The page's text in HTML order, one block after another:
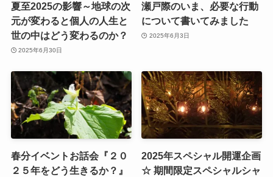
夏至2025の影響～地球の次
元が変わると個人の人生と
世の中はどう変わるのか？
2025年6月30日
瀬戸際のいま、必要な行動
について書いてみました
2025年6月3日
春分イベントお話会『２０
２５年をどう生きるか？』
2025年スペシャル開運企画
☆ 期間限定スペシャルシャ